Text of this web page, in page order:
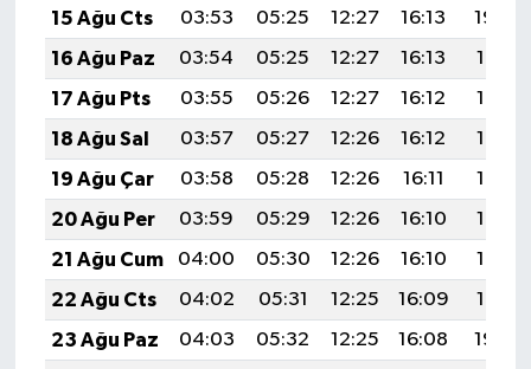
15 Ağu Cts
03:53 05:25 12:27 16:13
19:20
16 Ağu Paz
03:54 05:25 12:27 16:13
19:18
17 Ağu Pts
03:55 05:26 12:27 16:12
19:17
18 Ağu Sal
03:57 05:27 12:26 16:12
19:16
19 Ağu Çar
03:58 05:28 12:26 16:11
19:14
20 Ağu Per
03:59 05:29 12:26 16:10
19:13
21 Ağu Cum
04:00 05:30 12:26 16:10
19:12
22 Ağu Cts
04:02 05:31 12:25 16:09
19:10
23 Ağu Paz
04:03 05:32 12:25 16:08
19:09